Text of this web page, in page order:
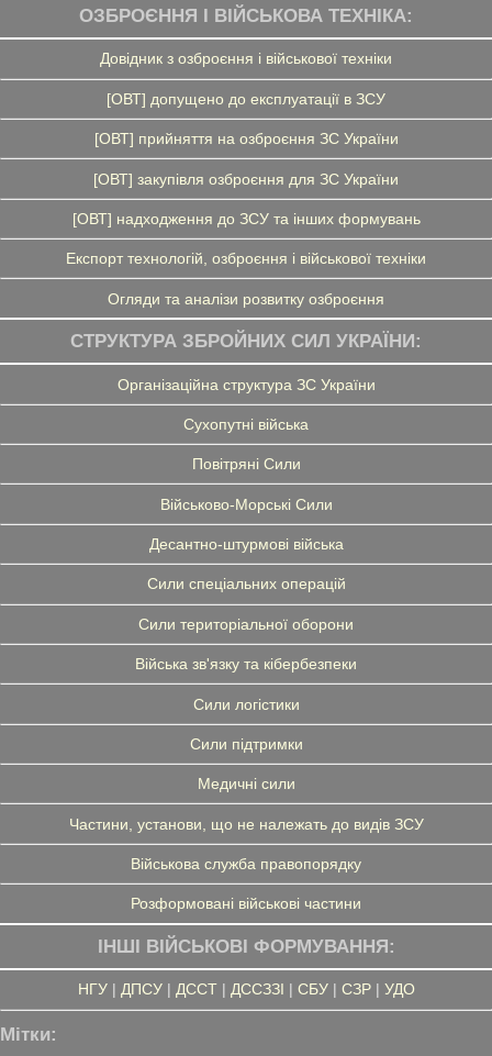
ОЗБРОЄННЯ І ВІЙСЬКОВА ТЕХНІКА:
Довідник з озброєння і військової техніки
[ОВТ] допущено до експлуатації в ЗСУ
[ОВТ] прийняття на озброєння ЗС України
[ОВТ] закупівля озброєння для ЗС України
[ОВТ] надходження до ЗСУ та інших формувань
Експорт технологій, озброєння і військової техніки
Огляди та аналізи розвитку озброєння
СТРУКТУРА ЗБРОЙНИХ СИЛ УКРАЇНИ:
Організаційна структура ЗС України
Сухопутні війська
Повітряні Сили
Військово-Морські Сили
Десантно-штурмові війська
Сили спеціальних операцій
Сили територіальної оборони
Війська зв'язку та кібербезпеки
Сили логістики
Сили підтримки
Медичні сили
Частини, установи, що не належать до видів ЗСУ
Військова служба правопорядку
Розформовані військові частини
ІНШІ ВІЙСЬКОВІ ФОРМУВАННЯ:
НГУ| ДПСУ| ДССТ| ДССЗЗІ | СБУ| СЗР| УДО
Мітки: